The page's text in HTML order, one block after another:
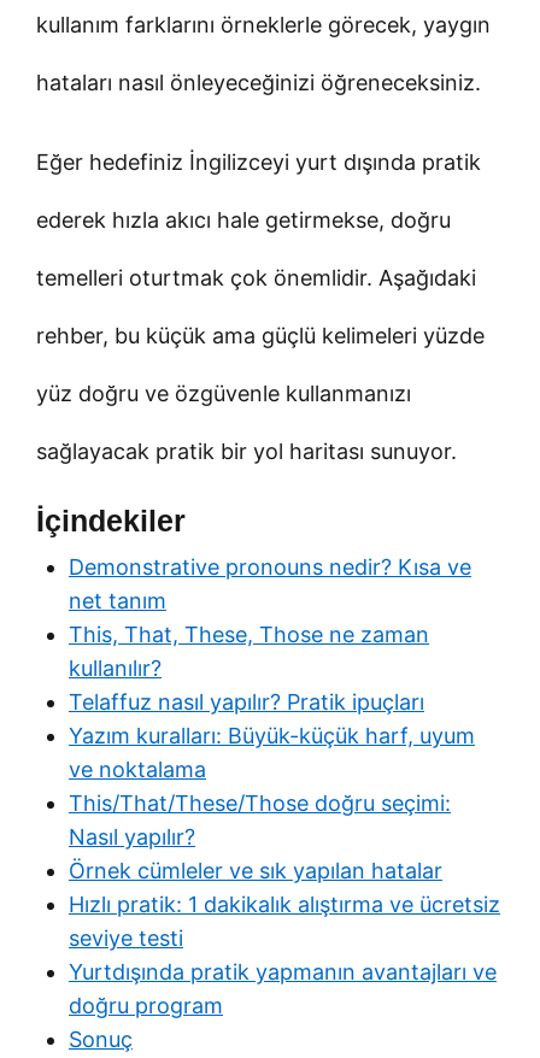
kullanım farklarını örneklerle görecek, yaygın
hataları nasıl önleyeceğinizi öğreneceksiniz.
Eğer hedefiniz İngilizceyi yurt dışında pratik
ederek hızla akıcı hale getirmekse, doğru
temelleri oturtmak çok önemlidir. Aşağıdaki
rehber, bu küçük ama güçlü kelimeleri yüzde
yüz doğru ve özgüvenle kullanmanızı
sağlayacak pratik bir yol haritası sunuyor.
İçindekiler
Demonstrative pronouns nedir? Kısa ve
net tanım
This, That, These, Those ne zaman
kullanılır?
Telaffuz nasıl yapılır? Pratik ipuçları
Yazım kuralları: Büyük-küçük harf, uyum
ve noktalama
This/That/These/Those doğru seçimi:
Nasıl yapılır?
Örnek cümleler ve sık yapılan hatalar
Hızlı pratik: 1 dakikalık alıştırma ve ücretsiz
seviye testi
Yurtdışında pratik yapmanın avantajları ve
doğru program
Sonuç